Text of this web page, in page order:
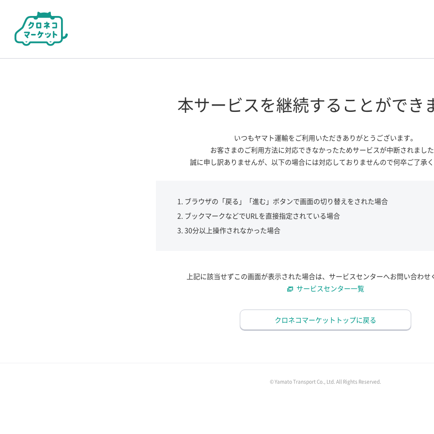
本サービスを継続する ことができ
いつもヤマト運輸をご利用いただきありがとうございます。
お客さまのご利用方法に対応できなかったためサービスが中断されました
誠に申し訳ありませんが、 以下の場合には対応しておりませんので何卒ご了承く
ブラウザの「戻る」「進む」ボタンで画面の切り替えをされた場合
ブックマークなどでURLを直接指定されている場合
30分以上操作されなかった場合
上記に該当せずこの画面が表示された場合は、サービスセンターへお問い合わせ
サービスセンター一覧
クロネコマーケットトップに戻る
© Yamato Transport Co., Ltd. All Rights Reserved.